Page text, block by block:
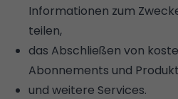
Informationen zum
teilen,
das Abschließen von
Abonnements und
und weitere Services.